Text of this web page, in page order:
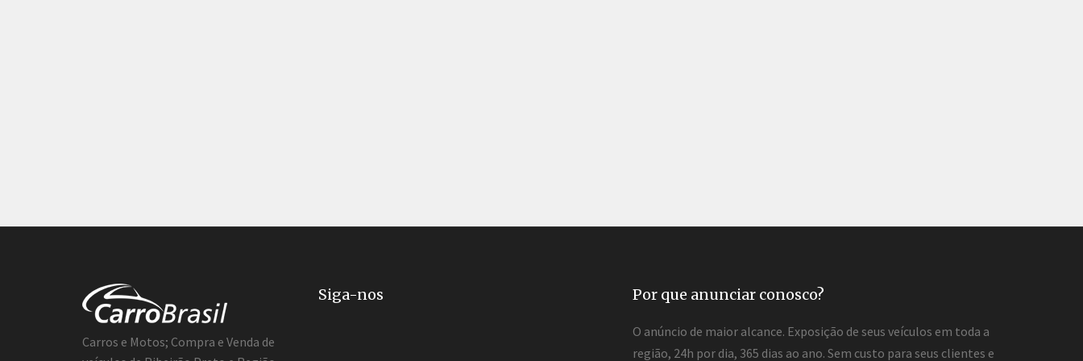
Carros e Motos; Compra e Venda de
Siga-nos Por que anunciar conosco?
O anúncio de maior alcance. Exposição de seus veículos em toda a
região, 24h por dia, 365 dias ao ano. Sem custo para seus clientes e